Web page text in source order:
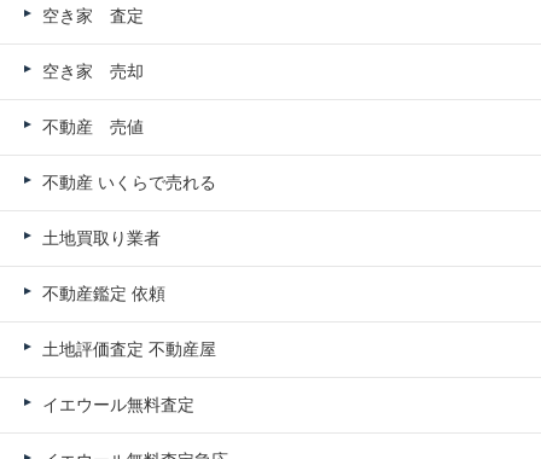
空き家 査定
空き家 売却
不動産 売値
不動産 いくらで売れる
土地買取り業者
不動産鑑定 依頼
土地評価査定 不動産屋
イエウール無料査定